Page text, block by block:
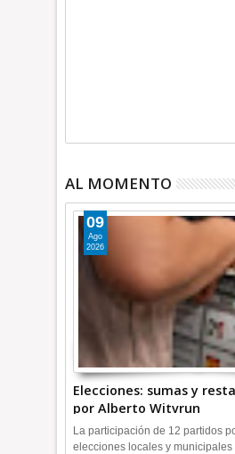
AL MOMENTO
Elecciones: sumas y
por Alberto Witvrun
09
Ago
2026
La participación de 12 partidos
elecciones locales y municipales